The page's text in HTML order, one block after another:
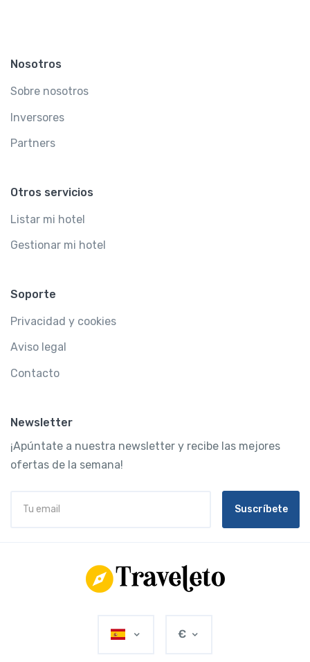
Nosotros
Sobre nosotros
Inversores
Partners
Otros servicios
Listar mi hotel
Gestionar mi hotel
Soporte
Privacidad y cookies
Aviso legal
Contacto
Newsletter
¡Apúntate a nuestra newsletter y recibe las mejores
ofertas de la semana!
Suscríbete
€